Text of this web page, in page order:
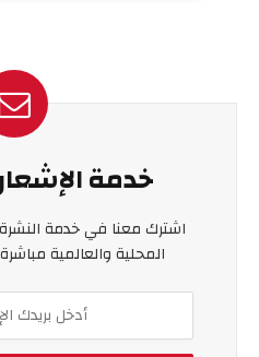
خدمة
اشترك معنا في خدمة النشرة
المحلية والعالمية